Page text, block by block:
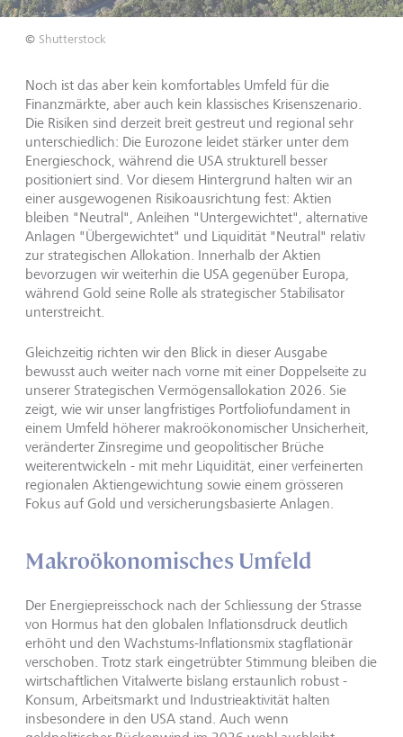
© Shutterstock
Noch ist das aber kein komfortables Umfeld für die
Finanzmärkte, aber auch kein klassisches Krisenszenario.
Die Risiken sind derzeit breit gestreut und regional sehr
unterschiedlich: Die Eurozone leidet stärker unter dem
Energieschock, während die USA strukturell besser
positioniert sind. Vor diesem Hintergrund halten wir an
einer ausgewogenen Risikoausrichtung fest: Aktien
bleiben "Neutral", Anleihen "Untergewichtet", alternative
Anlagen "Übergewichtet" und Liquidität "Neutral" relativ
zur strategischen Allokation. Innerhalb der Aktien
bevorzugen wir weiterhin die USA gegenüber Europa,
während Gold seine Rolle als strategischer Stabilisator
unterstreicht.
Gleichzeitig richten wir den Blick in dieser Ausgabe
bewusst auch weiter nach vorne mit einer Doppelseite zu
unserer Strategischen Vermögensallokation 2026. Sie
zeigt, wie wir unser langfristiges Portfoliofundament in
einem Umfeld höherer makroökonomischer Unsicherheit,
veränderter Zinsregime und geopolitischer Brüche
weiterentwickeln - mit mehr Liquidität, einer verfeinerten
regionalen Aktiengewichtung sowie einem grösseren
Fokus auf Gold und versicherungsbasierte Anlagen.
Makroökonomisches Umfeld
Der Energiepreisschock nach der Schliessung der Strasse
von Hormus hat den globalen Inflationsdruck deutlich
erhöht und den Wachstums-Inflationsmix stagflationär
verschoben. Trotz stark eingetrübter Stimmung bleiben die
wirtschaftlichen Vitalwerte bislang erstaunlich robust -
Konsum, Arbeitsmarkt und Industrieaktivität halten
insbesondere in den USA stand. Auch wenn